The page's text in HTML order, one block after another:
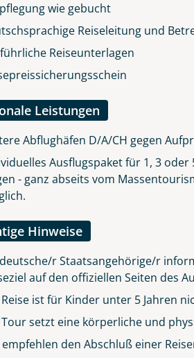
wie gebucht
Reiseleitung und
Reiseunterlagen
Leistungen
Abflughäfen D/A/CH gegen
Ausflugspaket für 1, 3
- ganz abseits vom
Hinweise
r Staatsangehörige/r
auf den offiziellen Seiten des
ist für Kinder unter 5 Jahren
Tour setzt eine körperliche und
den Abschluß einer